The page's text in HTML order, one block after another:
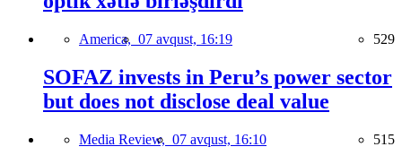
America, 07 avqust, 16:19 529
SOFAZ invests in Peru’s power sector
but does not disclose deal value
Media Review, 07 avqust, 16:10 515